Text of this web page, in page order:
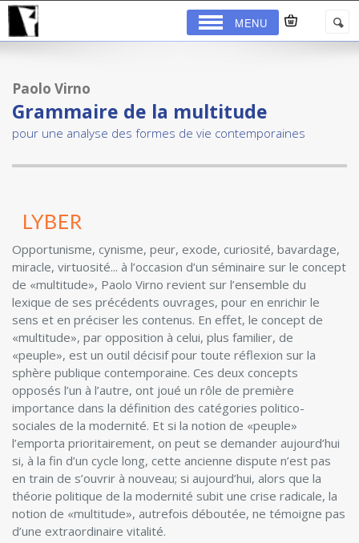
MENU
Paolo Virno
Grammaire de la multitude
pour une analyse des formes de vie contemporaines
Opportunisme, cynisme, peur, exode, curiosité, bavardage,
miracle, virtuosité... à l’occasion d’un séminaire sur le concept
de «multitude», Paolo Virno revient sur l’ensemble du
lexique de ses précédents ouvrages, pour en enrichir le
sens et en préciser les contenus. En effet, le concept de
«multitude», par opposition à celui, plus familier, de
«peuple», est un outil décisif pour toute réflexion sur la
sphère publique contemporaine. Ces deux concepts
opposés l’un à l’autre, ont joué un rôle de première
importance dans la définition des catégories politico-
sociales de la modernité. Et si la notion de «peuple»
l’emporta prioritairement, on peut se demander aujourd’hui
si, à la fin d’un cycle long, cette ancienne dispute n’est pas
en train de s’ouvrir à nouveau; si aujourd’hui, alors que la
théorie politique de la modernité subit une crise radicale, la
notion de «multitude», autrefois déboutée, ne témoigne pas
d’une extraordinaire vitalité.